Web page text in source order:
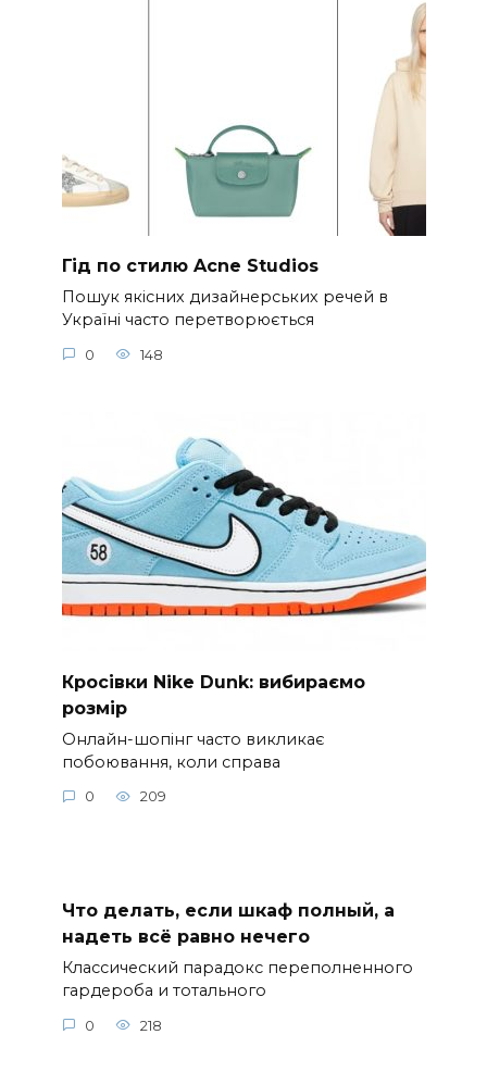
Гід по стилю Acne Studios
Пошук якісних дизайнерських речей в
Україні часто перетворюється
0 148
Кросівки Nike Dunk: вибираємо
розмір
Онлайн-шопінг часто викликає
побоювання, коли справа
0 209
Что делать, если шкаф полный, а
надеть всё равно нечего
Классический парадокс переполненного
гардероба и тотального
0 218